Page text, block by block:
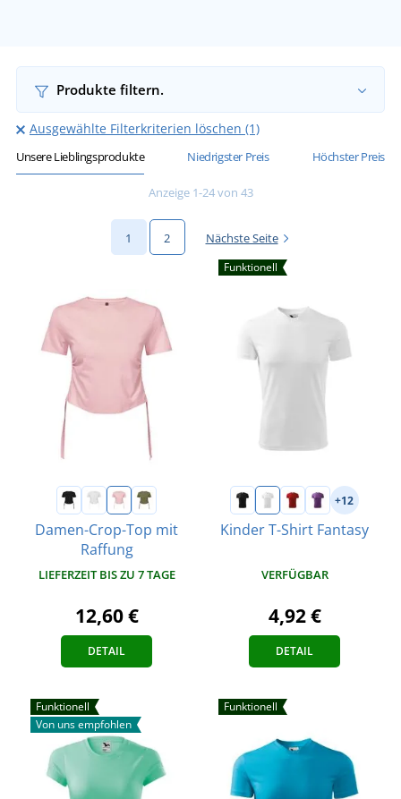
Produkte filtern.
Ausgewählte Filterkriterien löschen (1)
Unsere Lieblingsprodukte Niedrigster Preis Höchster Preis
Anzeige 1-24 von 43
1 2 Nächste Seite
Damen-Crop-Top mit
Raffung
LIEFERZEIT BIS ZU 7 TAGE
12,60 €
DETAIL
Funktionell
+12
Kinder T-Shirt Fantasy
VERFÜGBAR
4,92 €
DETAIL
Funktionell
Von uns empfohlen
Funktionell